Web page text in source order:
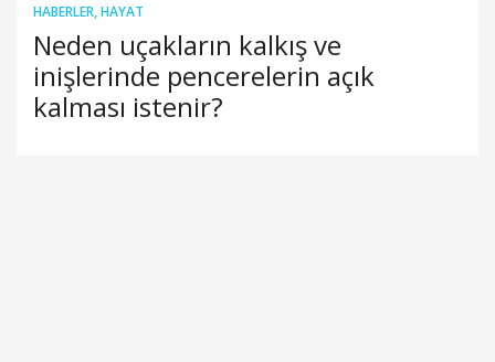
HABERLER,HAYAT
Neden uçakların kalkış ve
inişlerinde pencerelerin açık
kalması istenir?